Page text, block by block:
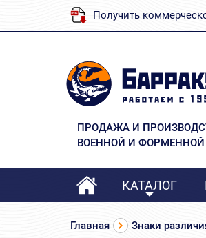
Получить
ПРОДАЖА И
ВОЕННОЙ И
КАТАЛОГ
Главная Знаки